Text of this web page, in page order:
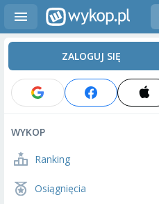
ZALOGUJ SIĘ
WYKOP
Ranking
Osiągnięcia